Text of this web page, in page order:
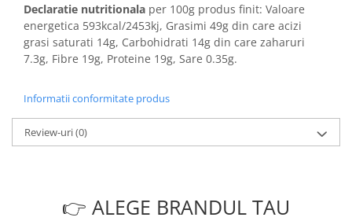
Declaratie nutritionala per 100g produs finit: Valoare
energetica 593kcal/2453kj, Grasimi 49g din care acizi
grasi saturati 14g, Carbohidrati 14g din care zaharuri
7.3g, Fibre 19g, Proteine 19g, Sare 0.35g.
Informatii conformitate produs
Review-uri(0)
👉 ALEGE BRANDUL TAU